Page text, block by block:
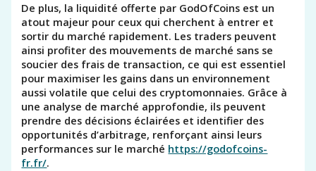
De plus, la liquidité offerte par GodOfCoins est un
atout majeur pour ceux qui cherchent à entrer et
sortir du marché rapidement. Les traders peuvent
ainsi profiter des mouvements de marché sans se
soucier des frais de transaction, ce qui est essentiel
pour maximiser les gains dans un environnement
aussi volatile que celui des cryptomonnaies. Grâce à
une analyse de marché approfondie, ils peuvent
prendre des décisions éclairées et identifier des
opportunités d’arbitrage, renforçant ainsi leurs
performances sur le marché https://godofcoins-
fr.fr/.